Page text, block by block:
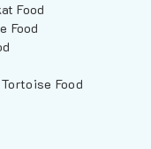
Food
Food
Food